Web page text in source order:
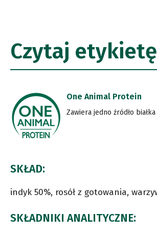
Czytaj etykietę
One Animal Protein
Zawiera jedno źródło
SKŁAD:
indyk 50%, rosół z gotowania,
SKŁADNIKI ANALITYCZNE: